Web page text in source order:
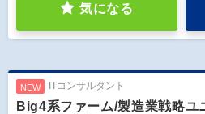
気になる
NEW ITコンサルタント
Big4系ファーム/製造業戦略ユ